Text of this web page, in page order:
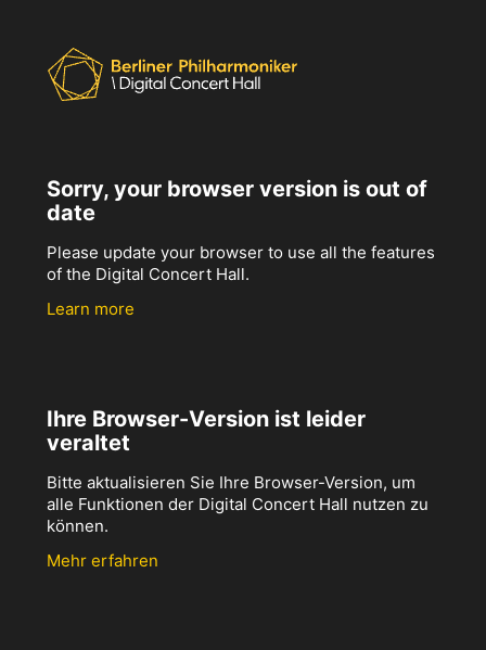
Sorry, your browser version is out of
date
Please update your browser to use all the features
of the Digital Concert Hall.
Learn more
Ihre Browser-Version ist leider
veraltet
Bitte aktualisieren Sie Ihre Browser-Version, um
alle Funktionen der Digital Concert Hall nutzen zu
können.
Mehr erfahren